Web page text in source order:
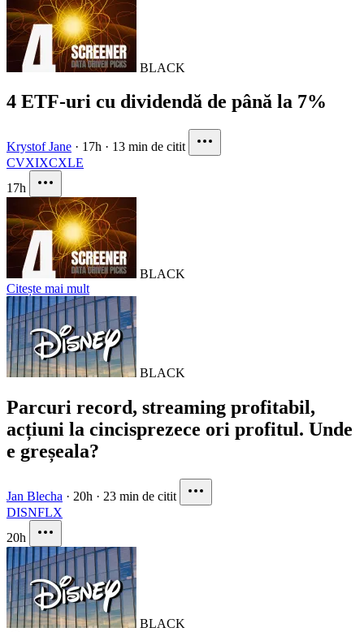
BLACK
4 ETF-uri cu dividendă de până la 7%
Krystof Jane · 17h · 13 min de citit
CVXIXCXLE
17h
BLACK
Citește mai mult
BLACK
Parcuri record, streaming profitabil,
acțiuni la cincisprezece ori profitul. Unde
e greșeala?
Jan Blecha · 20h · 23 min de citit
DISNFLX
20h
BLACK